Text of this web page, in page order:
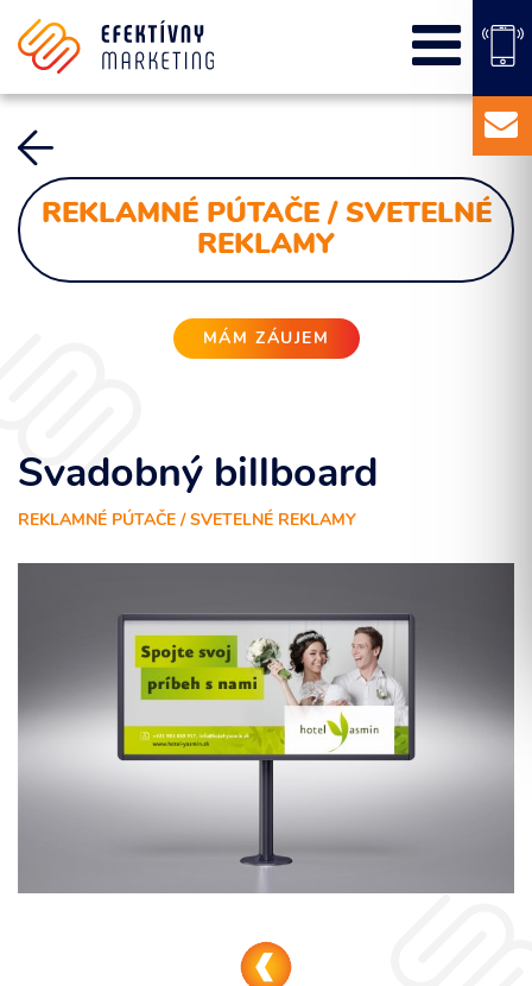
REKLAMNÉ PÚTAČE / SVETELNÉ
REKLAMY
MÁM ZÁUJEM
Svadobný billboard
REKLAMNÉ PÚTAČE / SVETELNÉ REKLAMY
PPC kampane
Správa sociálnych sietí
Content Marketing
Balíky služieb
Marketingový základ
Externý marketingový manažér pre vašu firmu
Súhlasím so spracovaním osobných informácií.
ODOSLAŤ